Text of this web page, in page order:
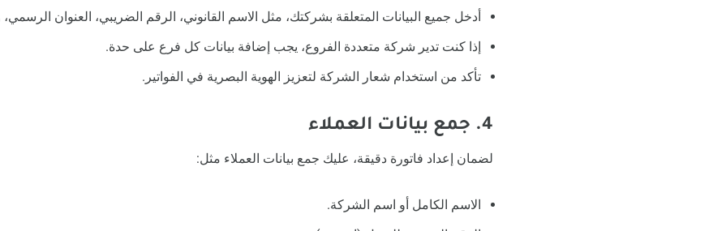
أدخل جميع البيانات المتعلقة بشركتك، مثل الاسم القانوني، الرقم الضريبي، العنوان الرسمي،
إذا كنت تدير شركة متعددة الفروع، يجب إضافة بيانات كل فرع على حدة.
تأكد من استخدام شعار الشركة لتعزيز الهوية البصرية في الفواتير.
4. جمع بيانات العملاء
لضمان إعداد فاتورة دقيقة، عليك جمع بيانات العملاء مثل:
الاسم الكامل أو اسم الشركة.